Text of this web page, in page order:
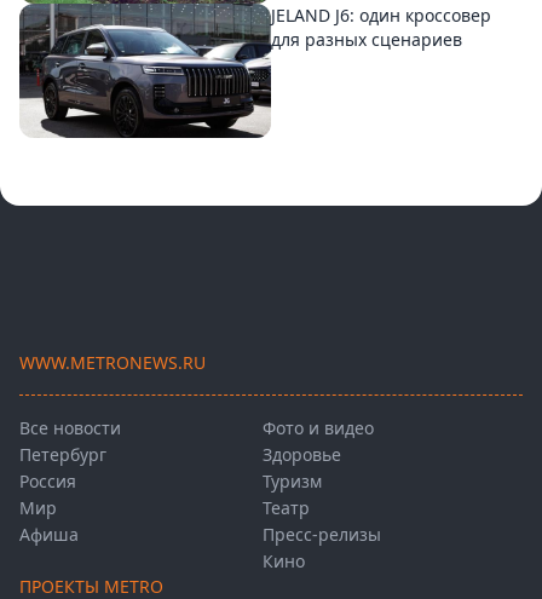
JELAND J6: один кроссовер
для разных сценариев
WWW.METRONEWS.RU
Все новости
Петербург
Россия
Мир
Афиша
Фото и видео
Здоровье
Туризм
Театр
Пресс-релизы
Кино
ПРОЕКТЫ METRO